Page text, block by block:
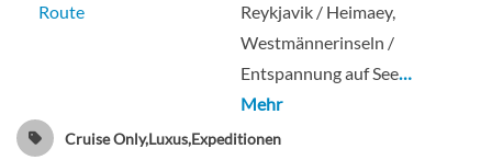
Deck 7
Route
Reykjavik / Heimaey,
Westmännerinseln /
Entspannung auf See…
Mehr
Cruise Only,Luxus,Expeditionen